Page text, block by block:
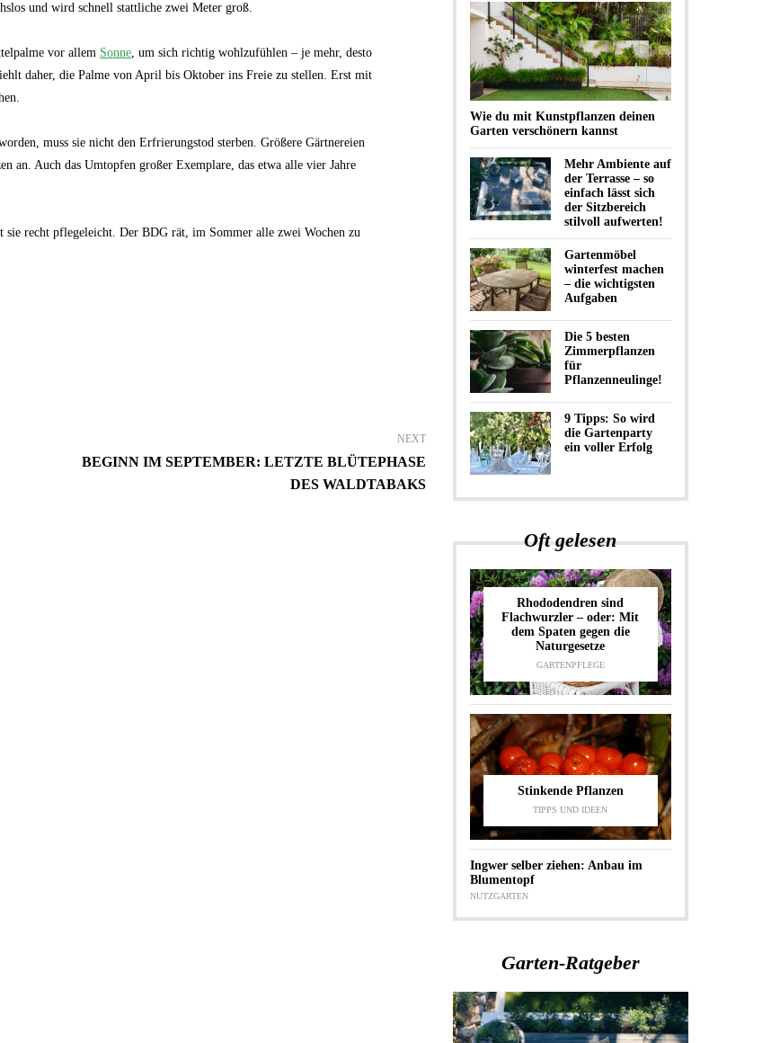
und wird schnell stattliche zwei Meter groß.
vor allem Sonne, um sich richtig wohlzufühlen – je mehr, desto
daher, die Palme von April bis Oktober ins Freie zu stellen. Erst mit
muss sie nicht den Erfrierungstod sterben. Größere Gärtnereien
an. Auch das Umtopfen großer Exemplare, das etwa alle vier Jahre
sie recht pflegeleicht. Der BDG rät, im Sommer alle zwei Wochen zu
NEXT
BEGINN IM SEPTEMBER: LETZTE BLÜTEPHASE
DES WALDTABAKS
Wie du mit Kunstpflanzen deinen
Garten verschönern kannst
Mehr Ambiente auf
der Terrasse – so
einfach lässt sich
der Sitzbereich
stilvoll aufwerten!
Gartenmöbel
winterfest machen
– die wichtigsten
Aufgaben
Die 5 besten
Zimmerpflanzen
für
Pflanzenneulinge!
9 Tipps: So wird
die Gartenparty
ein voller Erfolg
Oft gelesen
Rhododendren sind
Flachwurzler – oder: Mit
dem Spaten gegen die
Naturgesetze
GARTENPFLEGE
Stinkende Pflanzen
TIPPS UND IDEEN
Ingwer selber ziehen: Anbau im
Blumentopf
NUTZGARTEN
Garten-Ratgeber